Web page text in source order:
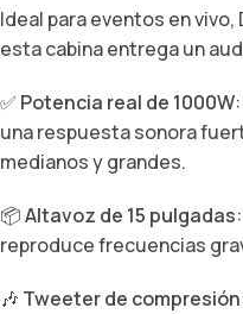
Ideal para eventos en
esta cabina entrega un
✅ Potencia real de 1000W
una respuesta sonora
medianos y grandes.
📦Altavoz de 15 pulgadas
reproduce frecuencias
🎶 Tweeter de compresión